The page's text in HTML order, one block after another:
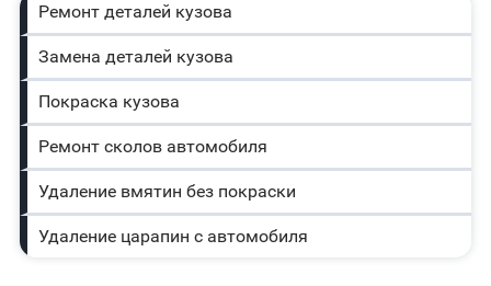
Ремонт деталей кузова
Замена деталей кузова
Покраска кузова
Ремонт сколов автомобиля
Удаление вмятин без покраски
Удаление царапин с автомобиля